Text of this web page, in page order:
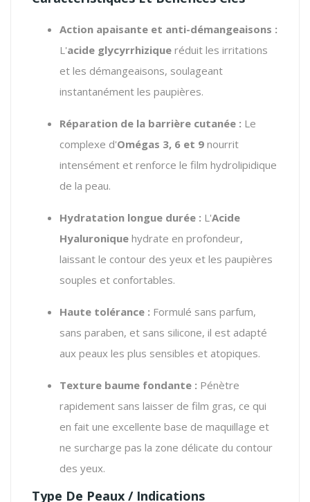
Action apaisante et anti-démangeaisons :
L'acide glycyrrhizique réduit les irritations
et les démangeaisons, soulageant
instantanément les paupières.
Réparation de la barrière cutanée : Le
complexe d'Omégas 3, 6 et 9 nourrit
intensément et renforce le film hydrolipidique
de la peau.
Hydratation longue durée : L'Acide
Hyaluronique hydrate en profondeur,
laissant le contour des yeux et les paupières
souples et confortables.
Haute tolérance : Formulé sans parfum,
sans paraben, et sans silicone, il est adapté
aux peaux les plus sensibles et atopiques.
Texture baume fondante : Pénètre
rapidement sans laisser de film gras, ce qui
en fait une excellente base de maquillage et
ne surcharge pas la zone délicate du contour
des yeux.
Type De Peaux / Indications